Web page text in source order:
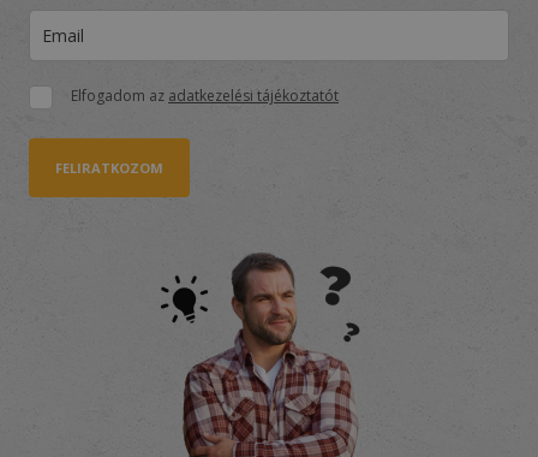
Elfogadom az adatkezelési tájékoztatót
FELIRATKOZOM